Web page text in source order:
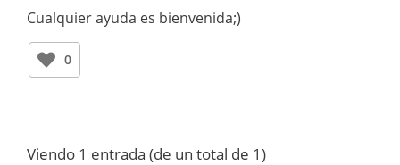
Cualquier ayuda es bienvenida;)
0
Viendo 1 entrada (de un total de 1)